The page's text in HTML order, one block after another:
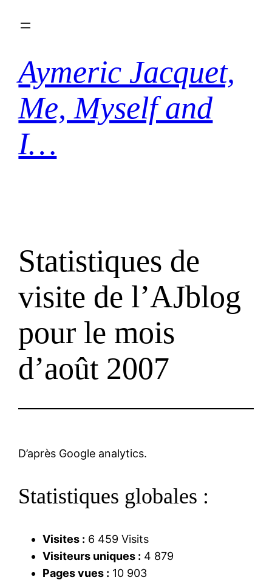
Aymeric Jacquet,
Me, Myself and
I…
Statistiques de
visite de l’AJblog
pour le mois
d’août 2007
D’après Google analytics.
Statistiques globales :
Visites : 6 459 Visits
Visiteurs uniques : 4 879
Pages vues : 10 903